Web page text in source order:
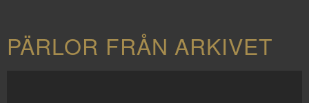
PÄRLOR FRÅN ARKIVET